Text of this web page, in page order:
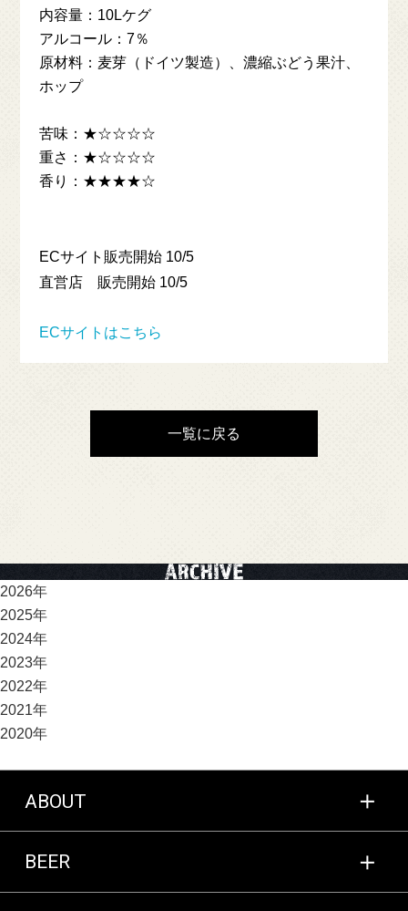
一般のお客様向け
内容量：10Lケグ
アルコール：7％
原材料：麦芽（ドイツ製造）、濃縮ぶどう果汁、
ホップ
苦味：★☆☆☆☆
重さ：★☆☆☆☆
香り：★★★★☆
ECサイト販売開始 10/5
直営店 販売開始 10/5
ECサイトはこちら
一覧に戻る
2026年
2025年
2024年
2023年
2022年
2021年
2020年
ABOUT
BEER